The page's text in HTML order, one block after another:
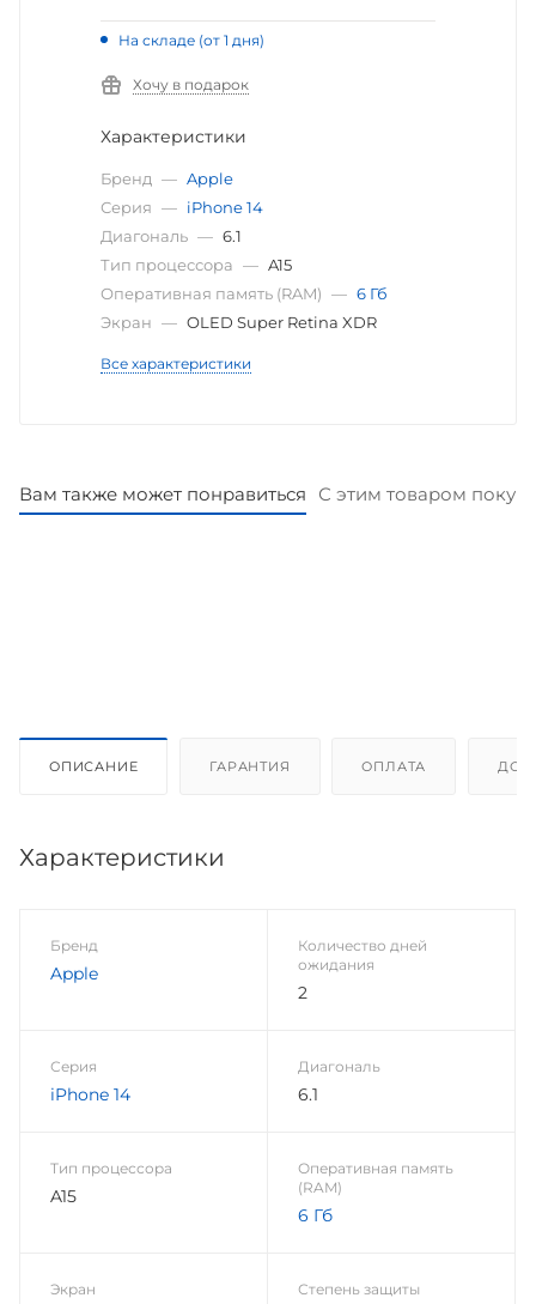
На складе (от 1 дня)
Хочу в подарок
Характеристики
Бренд — Apple
Серия — iPhone 14
Диагональ — 6.1
Тип процессора — A15
Оперативная память (RAM) — 6 Гб
Экран — OLED Super Retina XDR
Все характеристики
Вам также может понравиться С этим товаром
ОПИСАНИЕ ГАРАНТИЯ ОПЛАТА
Характеристики
Бренд
Apple
Количество дней
ожидания
2
Серия
iPhone 14
Диагональ
6.1
Тип процессора
A15
Оперативная память
(RAM)
6 Гб
Экран Степень защиты